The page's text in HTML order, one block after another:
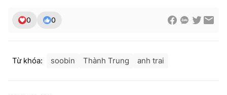
0 0
Từ khóa: soobin Thành Trung anh trai